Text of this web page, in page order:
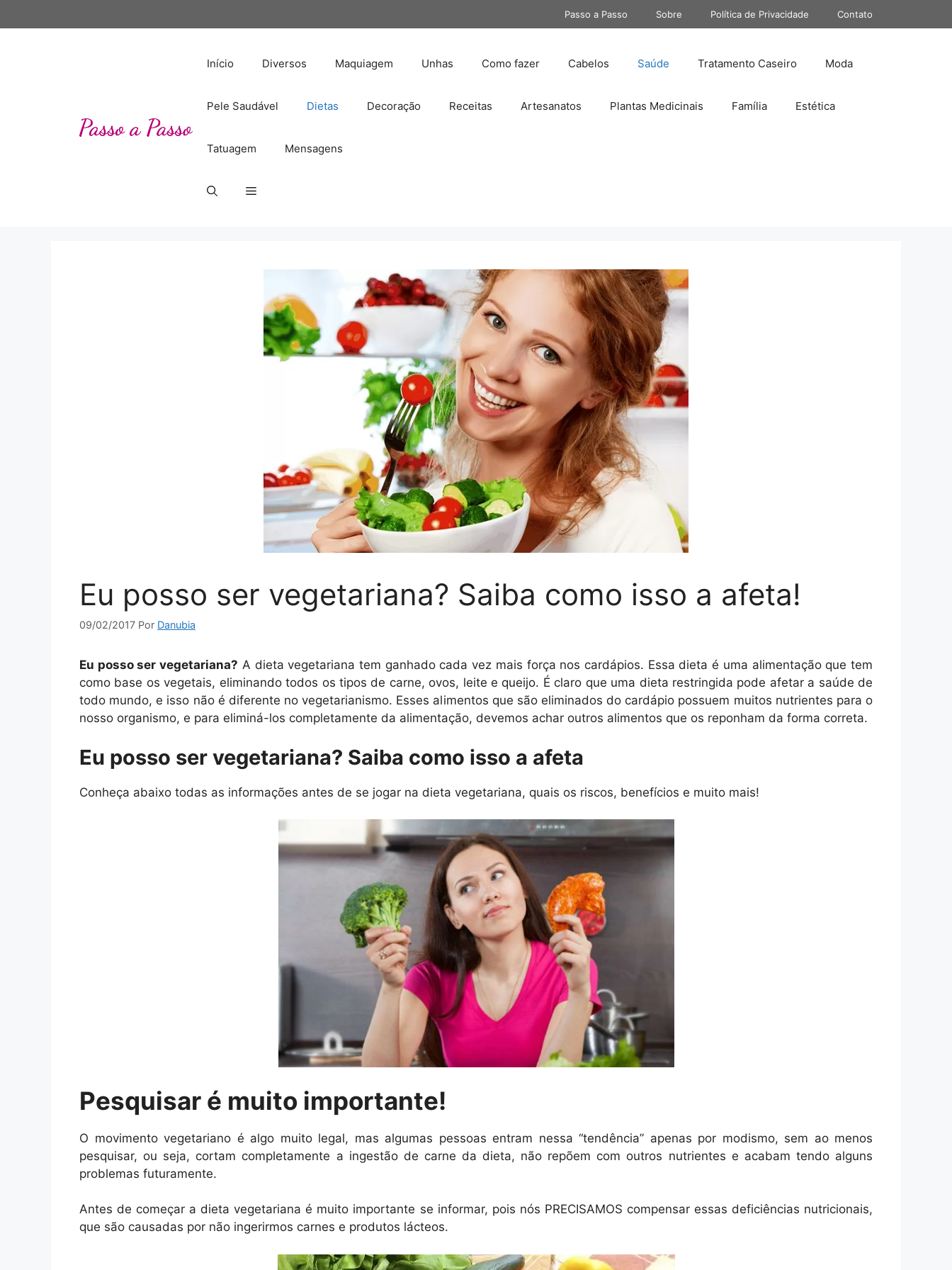
para
Passo a Passo Sobre Política de Privacidade Contato
Início Diversos Maquiagem Unhas Como fazer Cabelos Saúde Tratamento Caseiro Moda
Pele Saudável Dietas Decoração Receitas Artesanatos Plantas Medicinais Família Estética
Tatuagem Mensagens
Eu posso ser vegetariana? Saiba como isso a afeta!
09/02/2017 Por Danubia
Eu posso ser vegetariana? A dieta vegetariana tem ganhado cada vez mais força nos cardápios. Essa dieta é uma alimentação que tem
como base os vegetais, eliminando todos os tipos de carne, ovos, leite e queijo. É claro que uma dieta restringida pode afetar a saúde de
todo mundo, e isso não é diferente no vegetarianismo. Esses alimentos que são eliminados do cardápio possuem muitos nutrientes para o
nosso organismo, e para eliminá-los completamente da alimentação, devemos achar outros alimentos que os reponham da forma correta.
Eu posso ser vegetariana? Saiba como isso a afeta
Conheça abaixo todas as informações antes de se jogar na dieta vegetariana, quais os riscos, benefícios e muito mais!
Pesquisar é muito importante!
O movimento vegetariano é algo muito legal, mas algumas pessoas entram nessa “tendência” apenas por modismo, sem ao menos
pesquisar, ou seja, cortam completamente a ingestão de carne da dieta, não repõem com outros nutrientes e acabam tendo alguns
problemas futuramente.
Antes de começar a dieta vegetariana é muito importante se informar, pois nós PRECISAMOS compensar essas deficiências nutricionais,
que são causadas por não ingerirmos carnes e produtos lácteos.